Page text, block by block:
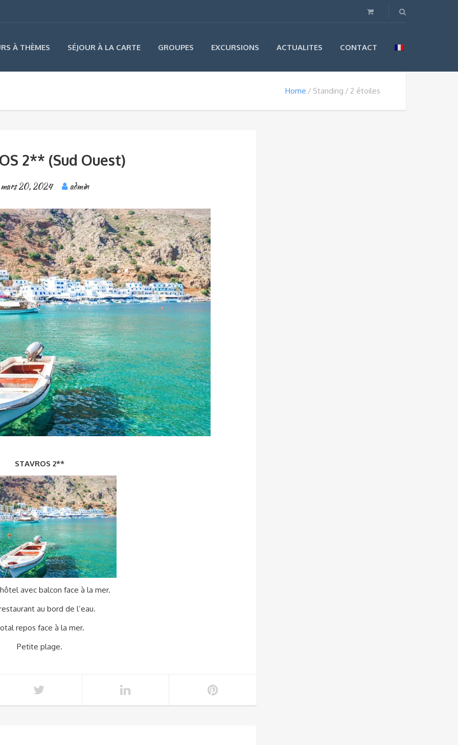
À THÈMES SÉJOUR À LA CARTE GROUPES EXCURSIONS ACTUALITES CONTACT
Home Standing 2 étoiles
2** (Sud Ouest)
mars 20, 2024 admin
STAVROS 2**
avec balcon face à la mer.
au bord de l’eau.
repos face à la mer.
Petite plage.